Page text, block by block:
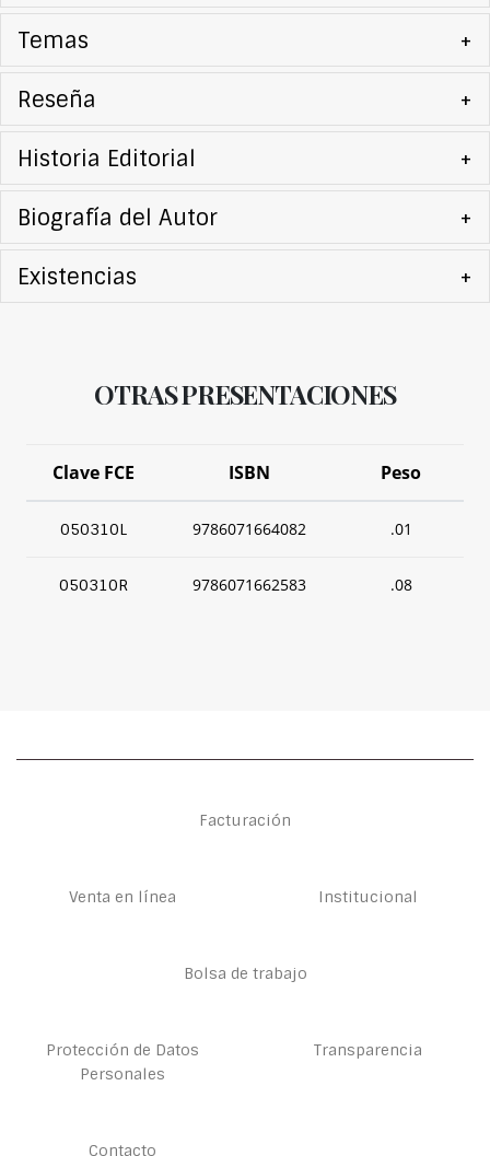
Temas +
Reseña +
Historia Editorial +
Biografía del Autor +
Existencias +
OTRAS PRESENTACIONES
Clave FCE ISBN Peso
050310L 9786071664082 .01
050310R 9786071662583 .08
Facturación
Venta en línea Institucional
Bolsa de trabajo
Protección de Datos
Personales
Transparencia
Contacto